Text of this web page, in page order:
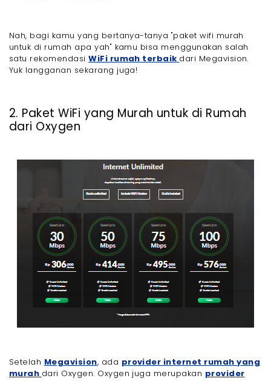
Nah, bagi kamu yang bertanya-tanya "paket wifi murah
untuk di rumah apa yah" kamu bisa menggunakan salah
satu rekomendasiWiFi rumah terbaik dari Megavision.
Yuk langganan sekarang juga!
2. Paket WiFi yang Murah untuk di Rumah
dari Oxygen
Setelah Megavision, ada provider internet rumah yang
murah dari Oxygen. Oxygen juga merupakan provider